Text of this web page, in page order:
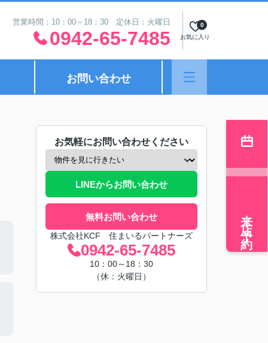
営業時間：10：00～18：30 定休日：火曜日
0942-65-7485 お気に入り
0
お問い合わせ
お気軽にお問い合わせください
LINEからお問い合わせ
無料お問い合わせ
株式会社KCF 住まいるパートナーズ
0942-65-7485
10：00～18：30
（休：火曜日）
来店予約